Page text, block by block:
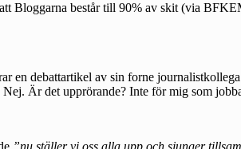
Bloggarna består till 90% av skit(via
en debattartikel av sin forne journalistkollega
Är det upprörande? Inte för mig som